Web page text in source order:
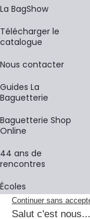
La BagShow
​Télécharger le
catalogue
Nous contacter
Guides La
Baguetterie
Baguetterie Shop
Online
44 ans de
rencontres
Écoles
La newsletter